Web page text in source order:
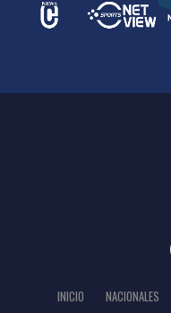
INICIO NACIONALES